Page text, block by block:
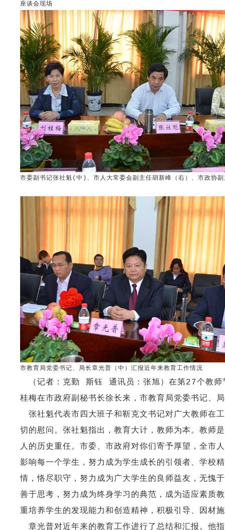
座谈会现场
市委副书记张社魁(中)、市人大常委会副主任胡新峰（右）、市政协
市教育局党委书记、局长章光普（中）汇报近年来教育工作情况
（记者：克勤 斯钰 通讯员：张旭）在第27个教师
桂梅在市政府副秘书长徐长来，市教育局党委书记、
张社魁代表市四大班子和靳克文书记对广大教师在
切的慰问。张社魁指出，教育大计，教师为本。教师
人的历史重任。市委、市政府对你们寄予厚望，全市
影响每一个学生，努力成为学生成长的引领者、学校
情，恪尽职守，努力成为广大学生的良师益友，无愧
善于思考，努力成为终身学习的典范，成为适应素质
重培养学生的发现能力和创造精神，积极引导、因材
章光普对近年来的教育工作进行了总结和汇报。他